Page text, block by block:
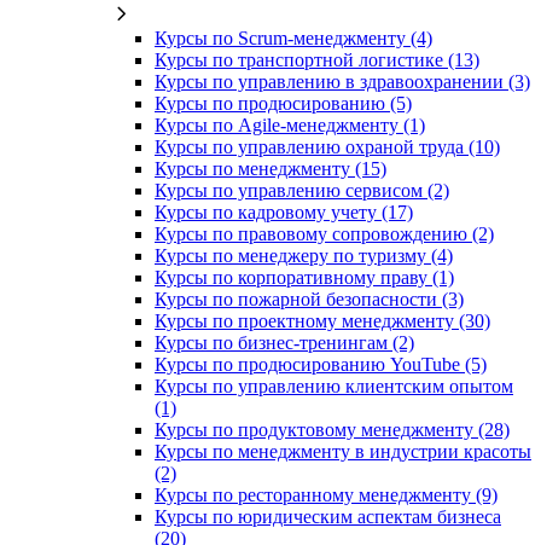
Курсы по Scrum-менеджменту (4)
Курсы по транспортной логистике (13)
Курсы по управлению в здравоохранении (3)
Курсы по продюсированию (5)
Курсы по Agile-менеджменту (1)
Курсы по управлению охраной труда (10)
Курсы по менеджменту (15)
Курсы по управлению сервисом (2)
Курсы по кадровому учету (17)
Курсы по правовому сопровождению (2)
Курсы по менеджеру по туризму (4)
Курсы по корпоративному праву (1)
Курсы по пожарной безопасности (3)
Курсы по проектному менеджменту (30)
Курсы по бизнес-тренингам (2)
Курсы по продюсированию YouTube (5)
Курсы по управлению клиентским опытом
(1)
Курсы по продуктовому менеджменту (28)
Курсы по менеджменту в индустрии красоты
(2)
Курсы по ресторанному менеджменту (9)
Курсы по юридическим аспектам бизнеса
(20)